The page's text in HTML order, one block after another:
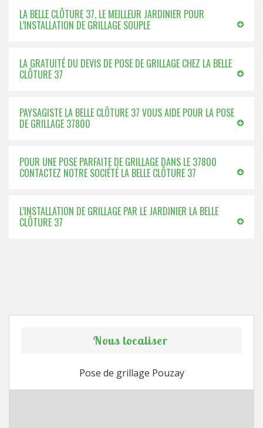
LA BELLE CLÔTURE 37, LE MEILLEUR JARDINIER POUR
L’INSTALLATION DE GRILLAGE SOUPLE
LA GRATUITÉ DU DEVIS DE POSE DE GRILLAGE CHEZ LA BELLE
CLÔTURE 37
PAYSAGISTE LA BELLE CLÔTURE 37 VOUS AIDE POUR LA POSE
DE GRILLAGE 37800
POUR UNE POSE PARFAITE DE GRILLAGE DANS LE 37800
CONTACTEZ NOTRE SOCIÉTÉ LA BELLE CLÔTURE 37
L’INSTALLATION DE GRILLAGE PAR LE JARDINIER LA BELLE
CLÔTURE 37
Nous localiser
Pose de grillage Pouzay